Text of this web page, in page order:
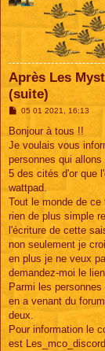
Après Les
(suite)
M
s
a
g
05 01 2021, 16:13
Bonjour à tous !!
Je voulais vous
personnes qui
5 des cités d'or que
wattpad.
Tout le monde de ce
rien de plus simple
l'écriture de cette
non seulement je
en plus je ne veux
demandez-moi le
Parmi les
en a venant du
deux.
Pour information le
est